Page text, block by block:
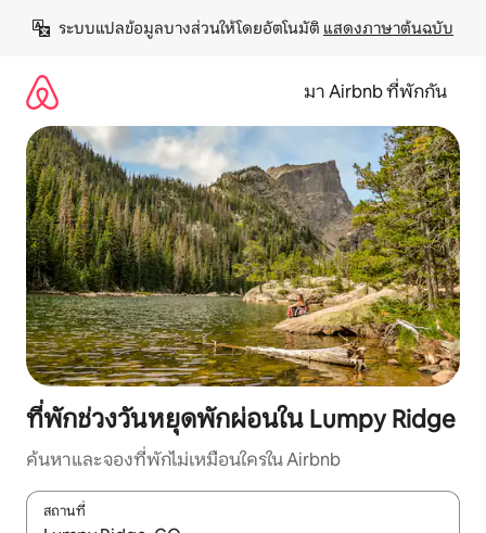
เนื้อหา
ระบบแปลข้อมูลบางส่วนให้โดยอัตโนมัติ แสดงภาษาต้นฉบับ
มา Airbnb ที่พักกัน
ที่พักช่วงวันหยุดพักผ่อนใน Lumpy Ridge
ค้นหาและจองที่พักไม่เหมือนใครใน Airbnb
สถานที่